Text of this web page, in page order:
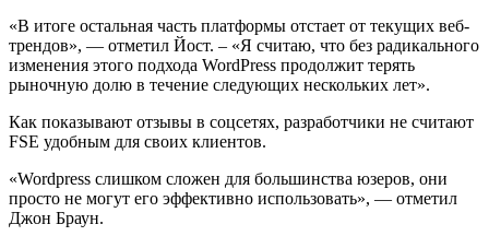
«В итоге остальная часть платформы отстает от текущих веб-
трендов», — отметил Йост. – «Я считаю, что без радикального
изменения этого подхода WordPress продолжит терять
рыночную долю в течение следующих нескольких лет».
Как показывают отзывы в соцсетях, разработчики не считают
FSE удобным для своих клиентов.
«Wordpress слишком сложен для большинства юзеров, они
просто не могут его эффективно использовать», — отметил
Джон Браун.